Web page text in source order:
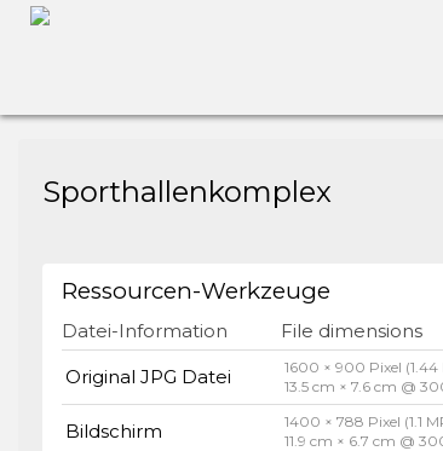
Sporthallenkomplex
Ressourcen-Werkzeuge
Datei-Information File dimensions
Original JPG Datei
1600 × 900 Pixel (1.44
13.5 cm × 7.6 cm @
Bildschirm
1400 × 788 Pixel (1.1
11.9 cm × 6.7 cm @